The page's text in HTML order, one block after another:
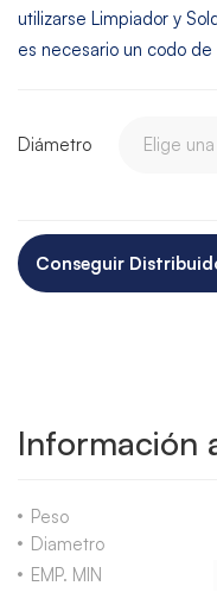
utilizarse Limpiador y
es necesario un codo
Diámetro
Conseguir
Información
Peso
Diametro
EMP. MIN